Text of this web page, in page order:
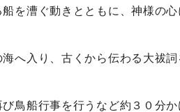
を漕ぐ動きとともに、神様の
へ入り、古くから伝わる大祓
鳥船行事を行うなど約３０分